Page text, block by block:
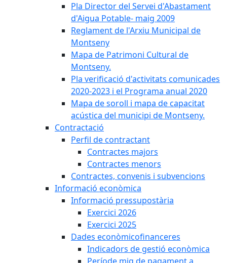
Pla Director del Servei d'Abastament
d'Aigua Potable- maig 2009
Reglament de l'Arxiu Municipal de
Montseny
Mapa de Patrimoni Cultural de
Montseny.
Pla verificació d'activitats comunicades
2020-2023 i el Programa anual 2020
Mapa de soroll i mapa de capacitat
acústica del municipi de Montseny.
Contractació
Perfil de contractant
Contractes majors
Contractes menors
Contractes, convenis i subvencions
Informació econòmica
Informació pressupostària
Exercici 2026
Exercici 2025
Dades econòmicofinanceres
Indicadors de gestió econòmica